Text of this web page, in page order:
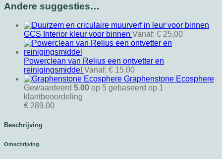
Andere suggesties…
GCS Interior kleur voor binnen Vanaf: € 25,00
Powerclean van Relius een ontvetter en
reinigingsmiddel Vanaf: € 15,00
Graphenstone Ecosphere
Gewaardeerd 5.00 op 5 gebaseerd op 1
klantbeoordeling
€ 289,00
Beschrijving
Omschrijving